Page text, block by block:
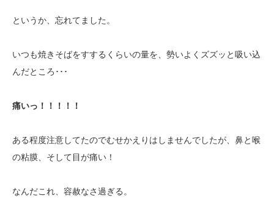
というか、忘れてました。
いつも焼きそばをすするくらいの量を、勢いよくズズッと吸い込
んだところ･･･
痛いっ！！！！！
ある程度注意してたのでむせかえりはしませんでしたが、鼻と喉
の粘膜、そして目が痛い！
なんだこれ、容赦なさ過ぎる。